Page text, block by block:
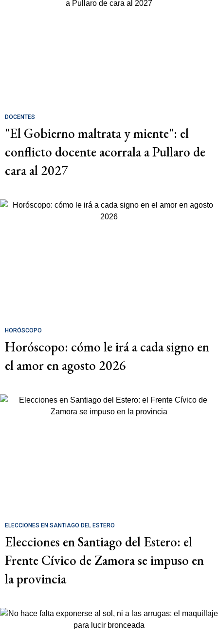
DOCENTES
"El Gobierno maltrata y miente": el
conflicto docente acorrala a Pullaro de
cara al 2027
HORÓSCOPO
Horóscopo: cómo le irá a cada signo en
el amor en agosto 2026
ELECCIONES EN SANTIAGO DEL ESTERO
Elecciones en Santiago del Estero: el
Frente Cívico de Zamora se impuso en
la provincia